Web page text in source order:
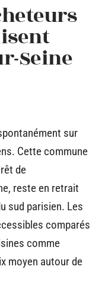
Seine
sur
Cette commune
de
reste en retrait
sud parisien. Les
comparés
comme
moyen autour de